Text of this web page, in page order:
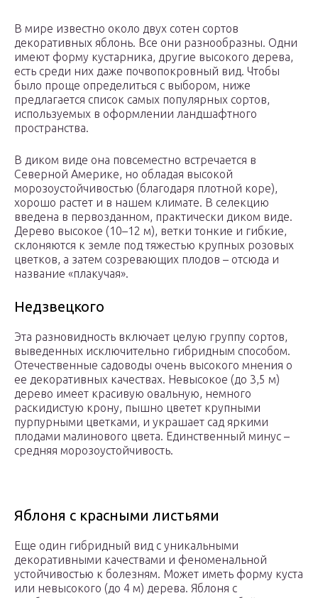
В мире известно около двух сотен сортов
декоративных яблонь. Все они разнообразны. Одни
имеют форму кустарника, другие высокого дерева,
есть среди них даже почвопокровный вид. Чтобы
было проще определиться с выбором, ниже
предлагается список самых популярных сортов,
используемых в оформлении ландшафтного
пространства.
В диком виде она повсеместно встречается в
Северной Америке, но обладая высокой
морозоустойчивостью (благодаря плотной коре),
хорошо растет и в нашем климате. В селекцию
введена в первозданном, практически диком виде.
Дерево высокое (10–12 м), ветки тонкие и гибкие,
склоняются к земле под тяжестью крупных розовых
цветков, а затем созревающих плодов – отсюда и
название «плакучая».
Недзвецкого
Эта разновидность включает целую группу сортов,
выведенных исключительно гибридным способом.
Отечественные садоводы очень высокого мнения о
ее декоративных качествах. Невысокое (до 3,5 м)
дерево имеет красивую овальную, немного
раскидистую крону, пышно цветет крупными
пурпурными цветками, и украшает сад яркими
плодами малинового цвета. Единственный минус –
средняя морозоустойчивость.
Яблоня с красными листьями
Еще один гибридный вид с уникальными
декоративными качествами и феноменальной
устойчивостью к болезням. Может иметь форму куста
или невысокого (до 4 м) дерева. Яблоня с